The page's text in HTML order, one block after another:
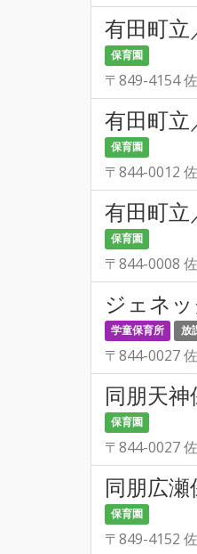
有田町
保育園
〒849-4154
有田町
保育園
〒844-0012
有田町
保育園
〒844-0008
ジェネッ
学童保育所 放
〒844-0027
同朋天神
保育園
〒844-0027
同朋広瀬
保育園
〒849-4152